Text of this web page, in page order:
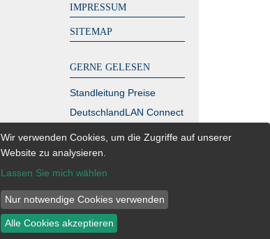
IMPRESSUM
SITEMAP
GERNE GELESEN
Standleitung Preise
DeutschlandLAN Connect
MPLS Kosten – zahlen
Richtfunk Internet
Wir verwenden Cookies, um die Zugriffe auf unserer
Website zu analysieren.
Lassen Sie mich wählen
Nur notwendige Cookies verwenden
Alle Cookies akzeptieren